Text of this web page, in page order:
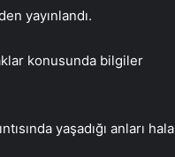
yayınlandı.
konusunda bilgiler
yaşadığı anları hala